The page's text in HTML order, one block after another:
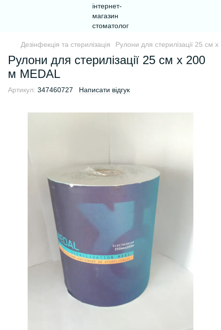
Дезінфекція та стерилізація Рулони для стерилізації 25 см
Рулони для стерилізації 25 см х 200
м MEDAL
Артикул: 347460727 Написати відгук